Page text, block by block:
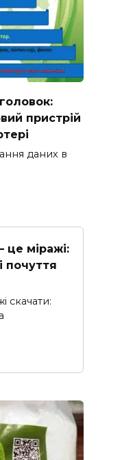
пристрій
даних в
це міражі:
почуття
скачати: